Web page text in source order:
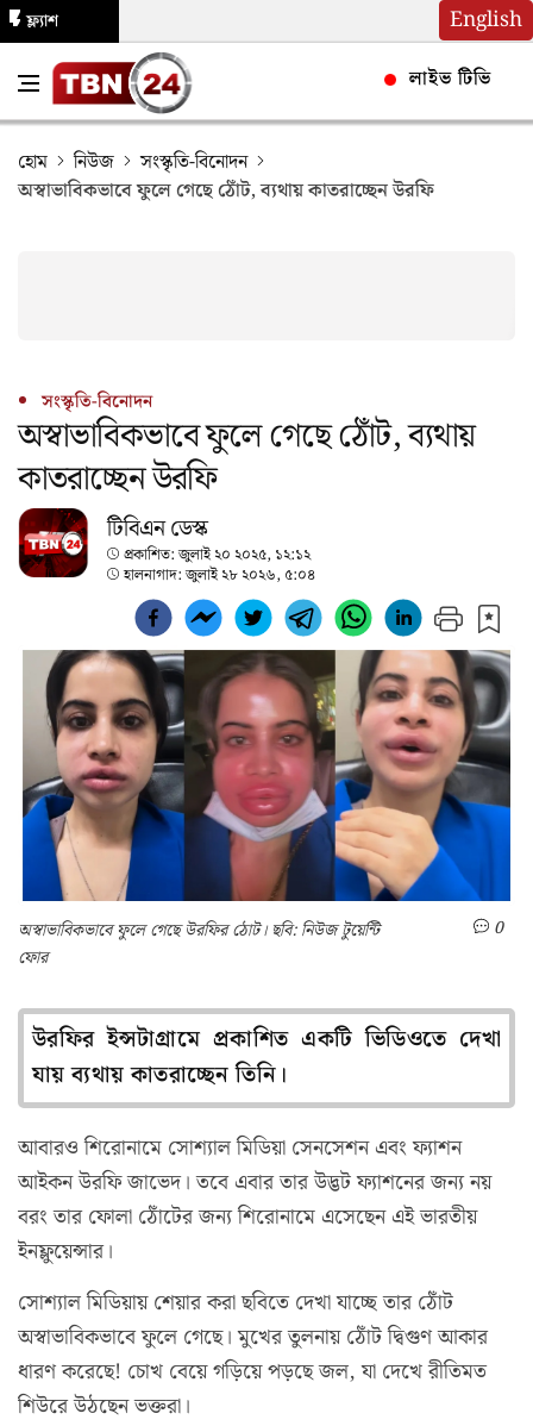
English
ফ্ল্যাশ
লাইভ টিভি
হোম নিউজ
সংস্কৃতি-বিনোদন
অস্বাভাবিকভাবে ফুলে গেছে ঠোঁট, ব্যথায় কাতরাচ্ছেন উরফি
সংস্কৃতি-বিনোদন
অস্বাভাবিকভাবে ফুলে গেছে ঠোঁট, ব্যথায়
কাতরাচ্ছেন উরফি
টিবিএন ডেস্ক
প্রকাশিত:জুলাই ২০ ২০২৫, ১২:১২
হালনাগাদ:জুলাই ২৮ ২০২৬, ৫:০৪
অস্বাভাবিকভাবে ফুলে গেছে উরফির ঠোট। ছবি: নিউজ টুয়েন্টি
ফোর
0
উরফির ইন্সটাগ্রামে প্রকাশিত একটি ভিডিওতে দেখা
যায় ব্যথায় কাতরাচ্ছেন তিনি।
আবারও শিরোনামে সোশ্যাল মিডিয়া সেনসেশন এবং ফ্যাশন
আইকন উরফি জাভেদ। তবে এবার তার উদ্ভট ফ্যাশনের জন্য নয়
বরং তার ফোলা ঠোঁটের জন্য শিরোনামে এসেছেন এই ভারতীয়
ইনফ্লুয়েন্সার।
সোশ্যাল মিডিয়ায় শেয়ার করা ছবিতে দেখা যাচ্ছে তার ঠোঁট
অস্বাভাবিকভাবে ফুলে গেছে। মুখের তুলনায় ঠোঁট দ্বিগুণ আকার
ধারণ করেছে! চোখ বেয়ে গড়িয়ে পড়ছে জল, যা দেখে রীতিমত
শিউরে উঠছেন ভক্তরা।